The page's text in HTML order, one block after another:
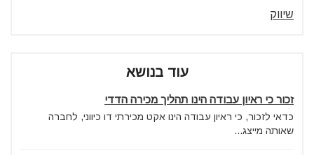
שיווק
עוד בנושא
זכור כי ראיון עבודה הינו תהליך מכירה הדדי
כדאי לזכור, כי ראיון עבודה הינו אקט מכירתי דו כיווני, לחברה
שאותה מייצג...